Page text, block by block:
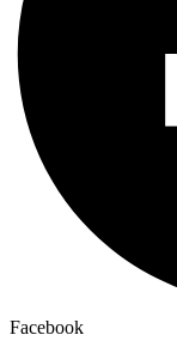
Facebook